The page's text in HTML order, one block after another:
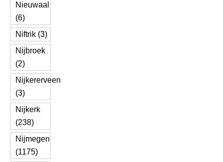
Nieuwaal
(6)
Niftrik (3)
Nijbroek
(2)
Nijkererveen
(3)
Nijkerk
(238)
Nijmegen
(1175)